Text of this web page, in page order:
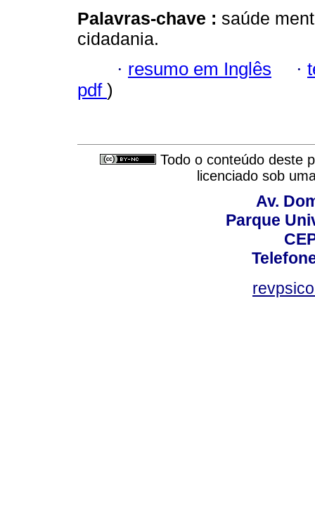
Palavras-chave : saúde
cidadania.
· resumo em Inglês ·
pdf )
Todo o conteúdo deste
licenciado sob
Av.
Parque